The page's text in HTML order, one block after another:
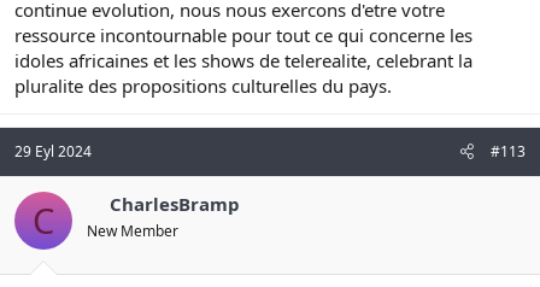
continue evolution, nous nous exercons d'etre votre
ressource incontournable pour tout ce qui concerne les
idoles africaines et les shows de telerealite, celebrant la
pluralite des propositions culturelles du pays.
29 Eyl 2024 #113
C CharlesBramp
New Member